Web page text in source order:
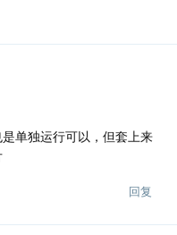
单独运行可以，但套上来
回复